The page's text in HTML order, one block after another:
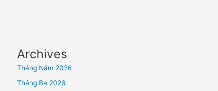
Archives
Tháng Năm 2026
Tháng Ba 2026